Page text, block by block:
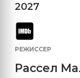
2027
РЕЖИССЕР
Рассел